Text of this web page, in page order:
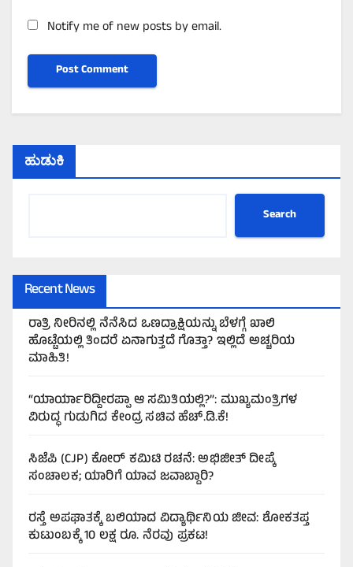
Notify me of new posts by email.
ಹುಡುಕಿ
Search
Recent News
ರಾತ್ರಿ ನೀರಿನಲ್ಲಿ ನೆನೆಸಿದ ಒಣದ್ರಾಕ್ಷಿಯನ್ನು ಬೆಳಗ್ಗೆ ಖಾಲಿ
ಹೊಟ್ಟೆಯಲ್ಲಿ ತಿಂದರೆ ಏನಾಗುತ್ತದೆ ಗೊತ್ತಾ? ಇಲ್ಲಿದೆ ಅಚ್ಚರಿಯ
ಮಾಹಿತಿ!
“ಯಾರ್ಯಾರಿದ್ದೀರಪ್ಪಾ ಆ ಸಮಿತಿಯಲ್ಲಿ?”: ಮುಖ್ಯಮಂತ್ರಿಗಳ
ವಿರುದ್ಧ ಗುಡುಗಿದ ಕೇಂದ್ರ ಸಚಿವ ಹೆಚ್.ಡಿ.ಕೆ!
ಸಿಜೆಪಿ (CJP) ಕೋರ್ ಕಮಿಟಿ ರಚನೆ: ಅಭಿಜೀತ್ ದೀಪ್ಕೆ
ಸಂಚಾಲಕ; ಯಾರಿಗೆ ಯಾವ ಜವಾಬ್ದಾರಿ?
ರಸ್ತೆ ಅಪಘಾತಕ್ಕೆ ಬಲಿಯಾದ ವಿದ್ಯಾರ್ಥಿನಿಯ ಜೀವ: ಶೋಕತಪ್ತ
ಕುಟುಂಬಕ್ಕೆ 10 ಲಕ್ಷ ರೂ. ನೆರವು ಪ್ರಕಟ!